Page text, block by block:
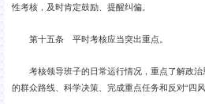
性考核，及时肯定鼓励、提醒纠偏。
第十五条 平时考核应当突出重点。
考核领导班子的日常运行情况，重点了解政治
的群众路线、科学决策、完成重点任务和反对“四风